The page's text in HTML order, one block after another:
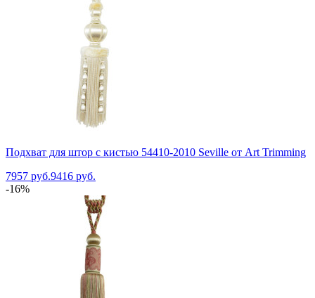
Подхват для штор с кистью 54410-2010 Seville от Art Trimming
7957 руб.9416 руб.
-16%